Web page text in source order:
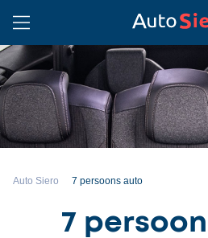
Auto Siero 7 persoons auto
7